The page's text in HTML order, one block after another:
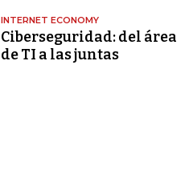
INTERNET ECONOMY
Ciberseguridad: del área
de TI a las juntas